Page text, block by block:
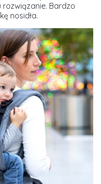
Bardzo
nosidła.